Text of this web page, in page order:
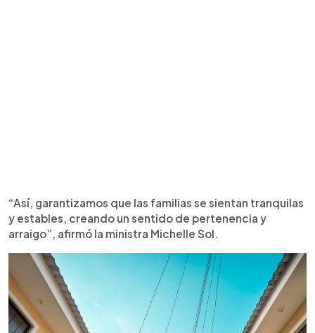
“Así, garantizamos que las familias se sientan tranquilas
y estables, creando un sentido de pertenencia y
arraigo”, afirmó la ministra Michelle Sol.